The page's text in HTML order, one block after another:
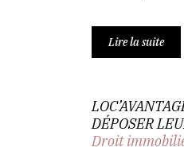
Lire la suite
DÉPOSER
Droit